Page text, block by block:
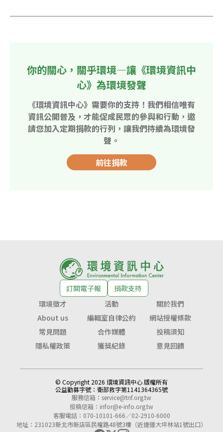
你的關心，關乎環境—讓《環境資訊中
心》為環境發聲
《環境資訊中心》需要你的支持！我們相信唯有
資訊公開普及，才能促成民眾的參與和行動，邀
請您加入定期捐款的行列，讓我們持續為環境發
聲。
前往捐款
訂閱電子報
捐款支持
環境徵才
活動
關於我們
About us
編輯室自律公約
網站授權條款
常見問題
合作媒體
投稿須知
隱私權政策
獲獎紀錄 意見回饋
© Copyright 2026 環境資訊中心 版權所有
公益勸募字號： 衛部救字第1141364365號
服務信箱： service@tnf.org.tw
投稿信箱： infor@e-info.org.tw
客服電話：070-10101-666／02-2910-6000
地址：231023新北市新店區民權路48號3樓（近捷運大坪林站1號出口）